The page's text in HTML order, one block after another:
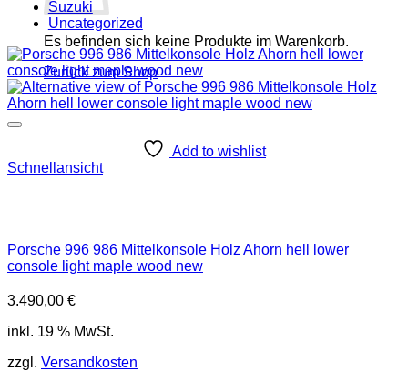
Es befinden sich keine Produkte im Warenkorb.
Zurück zum Shop
Suzuki
Uncategorized
Add to wishlist
Schnellansicht
Porsche 996 986 Mittelkonsole Holz Ahorn hell lower
console light maple wood new
3.490,00 €
inkl. 19 % MwSt.
zzgl. Versandkosten